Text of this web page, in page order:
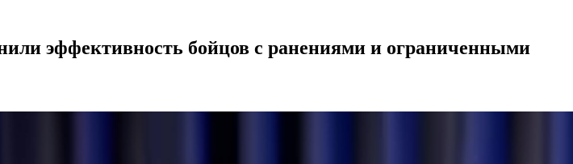
эффективность бойцов с ранениями и ограниченными